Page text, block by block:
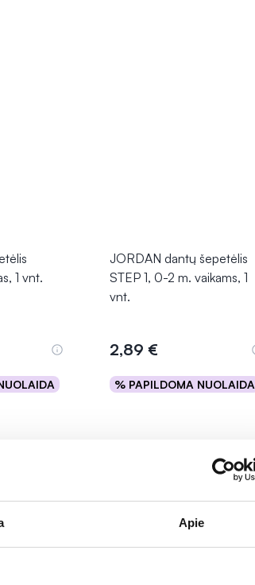
Apie
1 vnt.
JORDAN dantų šepetėlis
STEP 1, 0-2 m. vaikams, 1
vnt.
2,89 €
% PAPILDOMA NUOLAIDA
Į krepšelį